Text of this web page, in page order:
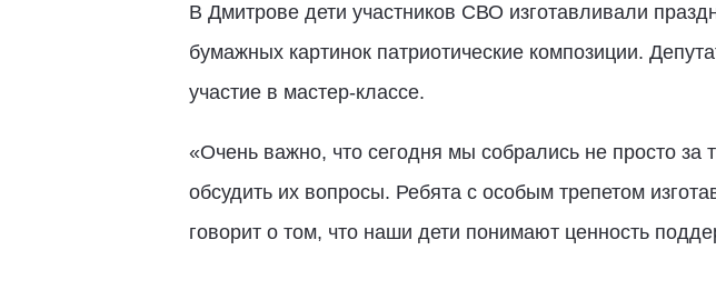
В Дмитрове дети участников СВО изготавливали
бумажных картинок патриотические композиции.
участие в мастер-классе.
«Очень важно, что сегодня мы собрались не просто
обсудить их вопросы. Ребята с особым трепетом
говорит о том, что наши дети понимают ценность